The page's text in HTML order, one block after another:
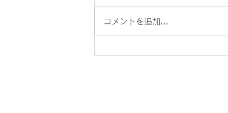
WINET第278回は三遊亭竜
コメントを追加…